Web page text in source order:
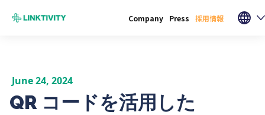
Company Press 採用情報
June 24, 2024
QR コードを活用した